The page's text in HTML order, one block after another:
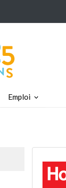
Emploi